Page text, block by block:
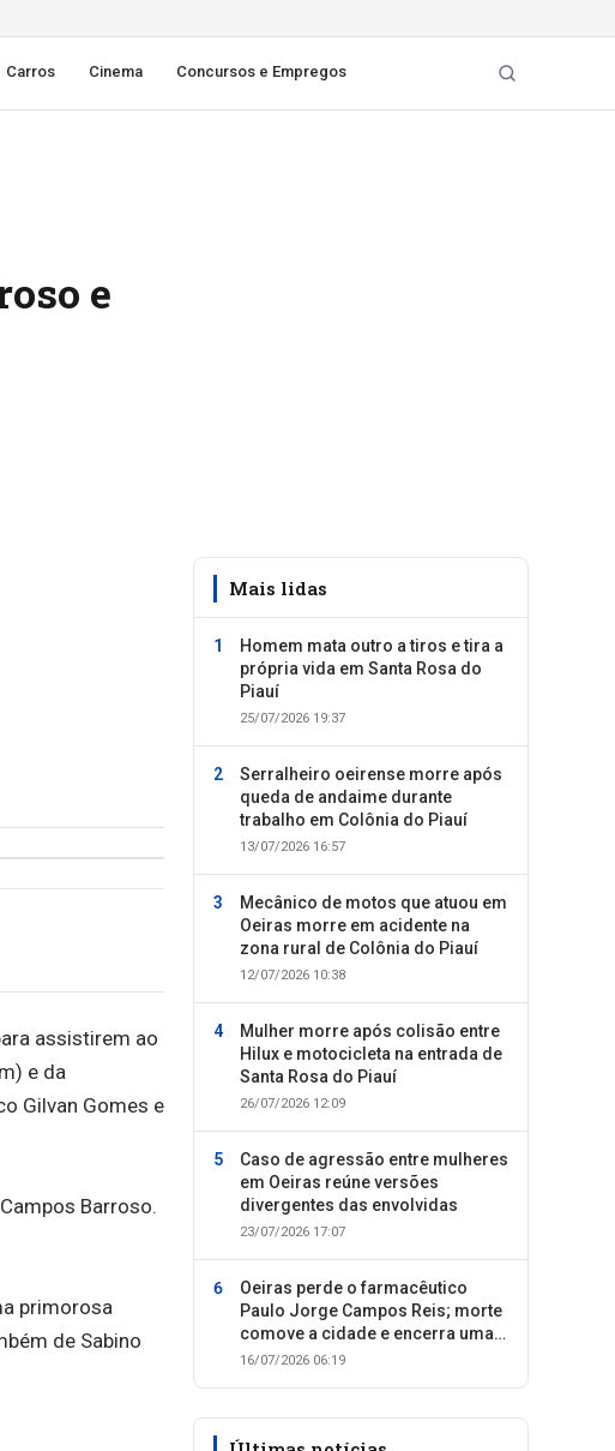
Carros Cinema Concursos e Empregos
e
assistirem ao
e da
Gilvan Gomes e
Barroso.
primorosa
de Sabino
Mais lidas
Homem mata outro a tiros e tira a
própria vida em Santa Rosa do
Piauí
25/07/2026 19:37
Serralheiro oeirense morre após
queda de andaime durante
trabalho em Colônia do Piauí
13/07/2026 16:57
Mecânico de motos que atuou em
Oeiras morre em acidente na
zona rural de Colônia do Piauí
12/07/2026 10:38
Mulher morre após colisão entre
Hilux e motocicleta na entrada de
Santa Rosa do Piauí
26/07/2026 12:09
Caso de agressão entre mulheres
em Oeiras reúne versões
divergentes das envolvidas
23/07/2026 17:07
Oeiras perde o farmacêutico
Paulo Jorge Campos Reis; morte
comove a cidade e encerra uma
trajetória dedicada ao cuidado
16/07/2026 06:19